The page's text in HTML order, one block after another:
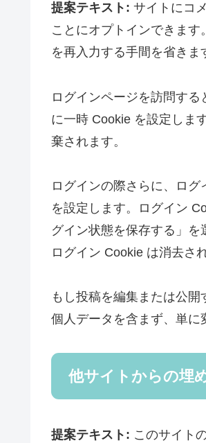
提案テキスト: サイトにコ
ことにオプトインできま
を再入力する手間を省きま
ログインページを訪問す
に一時 Cookie を設定しま
棄されます。
ログインの際さらに、ロ
を設定します。ログイン
グイン状態を保存する」
ログイン Cookie は消去さ
もし投稿を編集または公
個人データを含まず、単に
他サイトからの埋
提案テキスト: このサイト